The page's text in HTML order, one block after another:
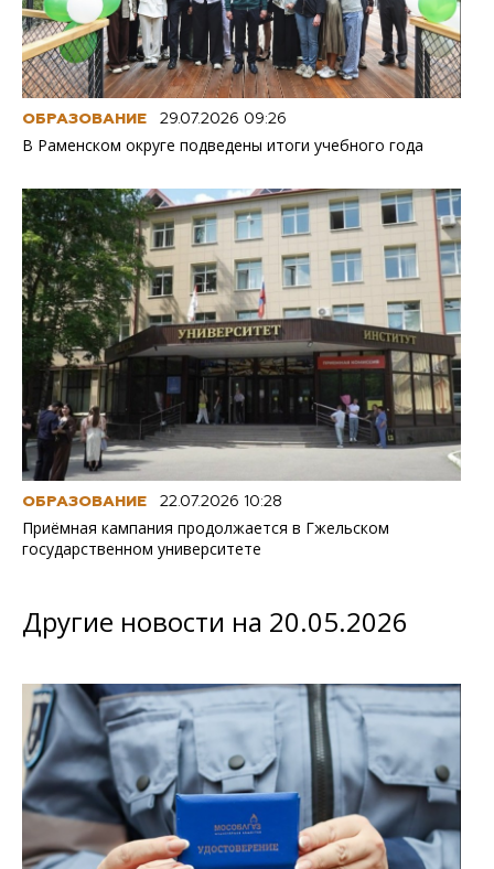
ОБРАЗОВАНИЕ 29.07.2026 09:26
В Раменском округе подведены итоги учебного года
ОБРАЗОВАНИЕ 22.07.2026 10:28
Приёмная кампания продолжается в Гжельском
государственном университете
Другие новости на 20.05.2026